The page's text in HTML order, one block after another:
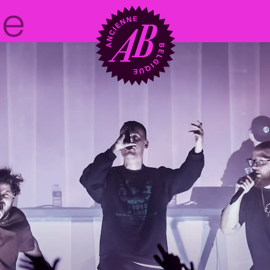
Location de
BRDCST
ABtv
Chèque-concert